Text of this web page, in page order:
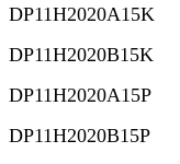
DP11H2020A15K
DP11H2020B15K
DP11H2020A15P
DP11H2020B15P